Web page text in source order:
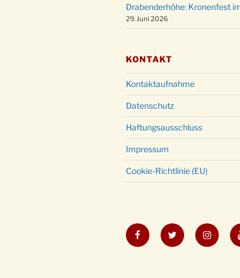
Drabenderhöhe: Kronenfest
29. Juni 2026
KONTAKT
Kontaktaufnahme
Datenschutz
Haftungsausschluss
Impressum
Cookie-Richtlinie (EU)
FacebookTwitter